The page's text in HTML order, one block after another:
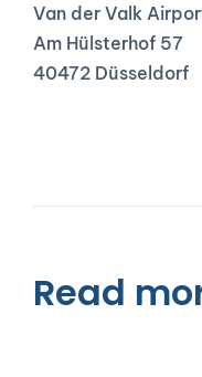
Van der Valk
Am Hülsterhof 57
40472 Düsseldorf
Read